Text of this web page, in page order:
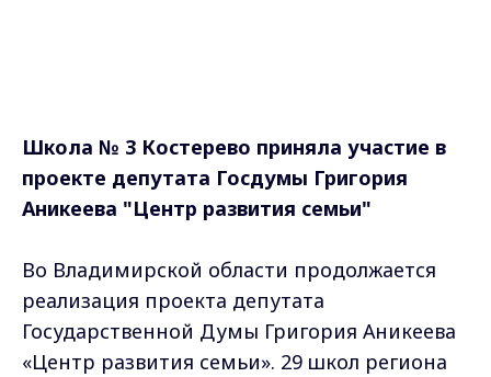
Школа № 3 Костерево приняла участие в
проекте депутата Госдумы Григория
Аникеева "Центр развития семьи"
Во Владимирской области продолжается
реализация проекта депутата
Государственной Думы Григория Аникеева
«Центр развития семьи». 29 школ региона